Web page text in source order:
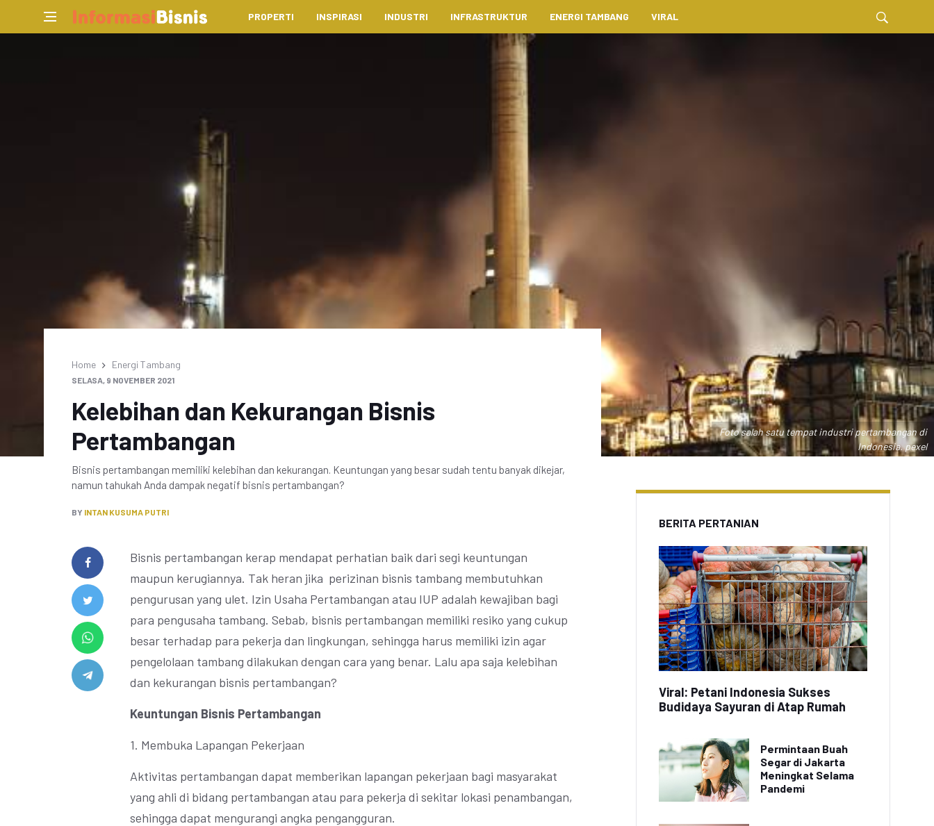
PROPERTI INSPIRASI INDUSTRI INFRASTRUKTUR ENERGI TAMBANG VIRAL
Foto salah satu tempat industri pertambangan di
Indonesia. pexel
Home Energi Tambang
SELASA, 9 NOVEMBER 2021
Kelebihan dan Kekurangan Bisnis
Pertambangan
Bisnis pertambangan memiliki kelebihan dan kekurangan. Keuntungan yang besar sudah tentu banyak dikejar,
namun tahukah Anda dampak negatif bisnis pertambangan?
BY INTAN KUSUMA PUTRI
Bisnis pertambangan kerap mendapat perhatian baik dari segi keuntungan
maupun kerugiannya. Tak heran jika perizinan bisnis tambang membutuhkan
pengurusan yang ulet. Izin Usaha Pertambangan atau IUP adalah kewajiban bagi
para pengusaha tambang. Sebab, bisnis pertambangan memiliki resiko yang cukup
besar terhadap para pekerja dan lingkungan, sehingga harus memiliki izin agar
pengelolaan tambang dilakukan dengan cara yang benar. Lalu apa saja kelebihan
dan kekurangan bisnis pertambangan?
Keuntungan Bisnis Pertambangan
1. Membuka Lapangan Pekerjaan
Aktivitas pertambangan dapat memberikan lapangan pekerjaan bagi masyarakat
yang ahli di bidang pertambangan atau para pekerja di sekitar lokasi penambangan,
sehingga dapat mengurangi angka pengangguran.
BERITA PERTANIAN
Viral: Petani Indonesia Sukses
Budidaya Sayuran di Atap Rumah
Permintaan Buah
Segar di Jakarta
Meningkat Selama
Pandemi